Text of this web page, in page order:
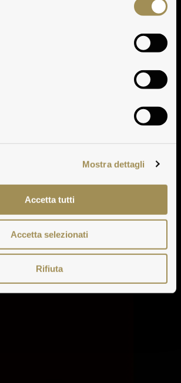
Mostra dettagli
Accetta tutti
Accetta selezionati
Rifiuta